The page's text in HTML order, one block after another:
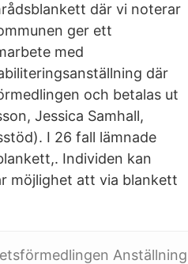
där vi noterar
ger ett
med
där
och betalas ut
Jessica Samhall,
I 26 fall lämnade
Individen kan
möjlighet att via blankett
Anställning